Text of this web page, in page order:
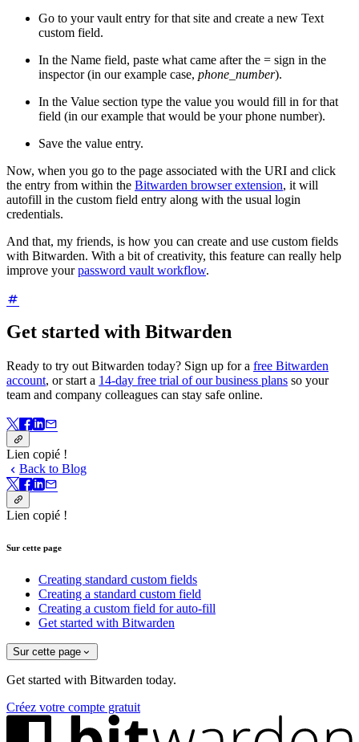
Go to your vault entry for that site and create a new Text
custom field.
In the Name field, paste what came after the = sign in the
inspector (in our example case, phone_number).
In the Value section type the value you would fill in for that
field (in our example that would be your phone number).
Save the value entry.
Now, when you go to the page associated with the URI and click
the entry from within the Bitwarden browser extension, it will
autofill in the custom field entry along with the usual login
credentials.
And that, my friends, is how you can create and use custom fields
with Bitwarden. With a bit of creativity, this feature can really help
improve yourpassword vault workflow.
Get started with Bitwarden
Ready to try out Bitwarden today? Sign up for a free Bitwarden
account, or start a 14-day free trial of our business plans so your
team and company colleagues can stay safe online.
Lien copié !
Back to Blog
Lien copié !
Sur cette page
Creating standard custom fields
Creating a standard custom field
Creating a custom field for auto-fill
Get started with Bitwarden
Sur cette page
Get started with Bitwarden today.
Créez votre compte gratuit